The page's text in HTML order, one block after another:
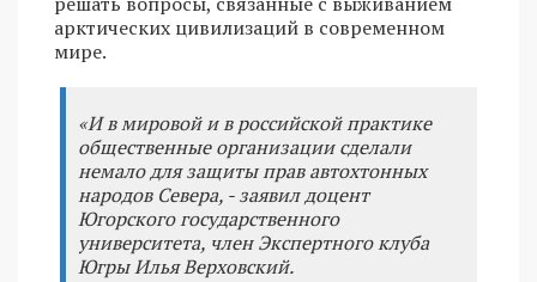
арктических цивилизаций в современном
мире.
«И в мировой и в российской практике
общественные организации сделали
немало для защиты прав автохтонных
народов Севера, - заявил доцент
Югорского государственного
университета, член Экспертного клуба
Югры Илья Верховский.